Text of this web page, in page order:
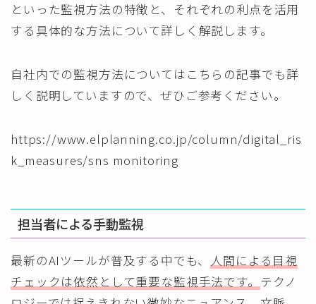
といった監視方法の特徴と、それぞれの利点を活用
する具体的な方法について詳しく解説します。
自社内での監視方法についてはこちらの記事でも詳
しく説明していますので、ぜひご参考ください。
https://www.elplanning.co.jp/column/digital_ris
k_measures/sns monitoring
担当者による手動監視
最新のAIツールが普及する中でも、 人間による目視
チェックは依然として重要な監視手法です。 テクノ